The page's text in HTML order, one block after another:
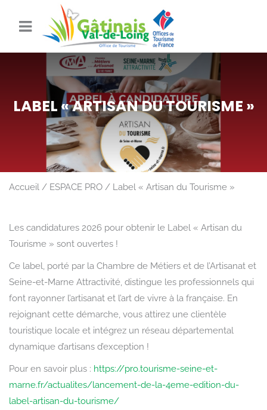
LABEL « ARTISAN DU TOURISME »
Accueil ESPACE PRO Label « Artisan du Tourisme »
Les candidatures 2026 pour obtenir le Label « Artisan du
Tourisme » sont ouvertes !
Ce label, porté par la Chambre de Métiers et de l’Artisanat et
Seine-et-Marne Attractivité, distingue les professionnels qui
font rayonner l’artisanat et l’art de vivre à la française. En
rejoignant cette démarche, vous attirez une clientèle
touristique locale et intégrez un réseau départemental
dynamique d’artisans d’exception !
Pour en savoir plus : https://pro.tourisme-seine-et-
marne.fr/actualites/lancement-de-la-4eme-edition-du-
label-artisan-du-tourisme/